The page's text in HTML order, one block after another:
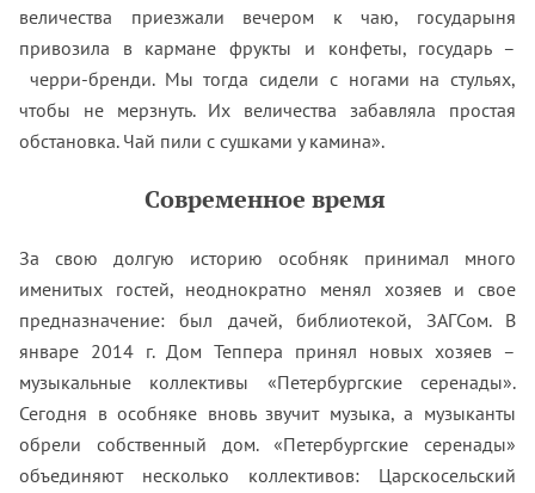
величества приезжали вечером к чаю, государыня
привозила в кармане фрукты и конфеты, государь –
черри-бренди. Мы тогда сидели с ногами на стульях,
чтобы не мерзнуть. Их величества забавляла простая
обстановка. Чай пили с сушками у камина».
Современное время
За свою долгую историю особняк принимал много
именитых гостей, неоднократно менял хозяев и свое
предназначение: был дачей, библиотекой, ЗАГСом. В
январе 2014 г. Дом Теппера принял новых хозяев –
музыкальные коллективы «Петербургские серенады».
Сегодня в особняке вновь звучит музыка, а музыканты
обрели собственный дом. «Петербургские серенады»
объединяют несколько коллективов: Царскосельский